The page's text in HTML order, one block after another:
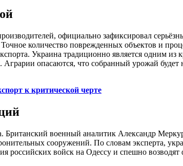
официально зафиксировал
количество поврежденных объектов и
Украина традиционно является одним
опасаются, что собранный урожай
к критической черте
Британский военный аналитик Александр
сооружений. По словам эксперта,
российских войск на Одессу и спешно